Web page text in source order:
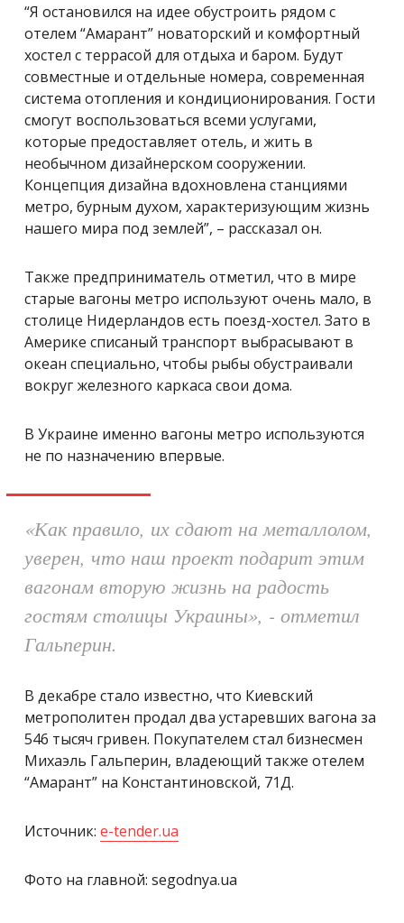
“Я остановился на идее обустроить рядом с
отелем “Амарант” новаторский и комфортный
хостел с террасой для отдыха и баром. Будут
совместные и отдельные номера, современная
система отопления и кондиционирования. Гости
смогут воспользоваться всеми услугами,
которые предоставляет отель, и жить в
необычном дизайнерском сооружении.
Концепция дизайна вдохновлена ​​станциями
метро, ​​бурным духом, характеризующим жизнь
нашего мира под землей”, – рассказал он.
Также предприниматель отметил, что в мире
старые вагоны метро используют очень мало, в
столице Нидерландов есть поезд-хостел. Зато в
Америке списаный транспорт выбрасывают в
океан специально, чтобы рыбы обустраивали
вокруг железного каркаса свои дома.
В Украине именно вагоны метро используются
не по назначению впервые.
«Как правило, их сдают на металлолом,
уверен, что наш проект подарит этим
вагонам вторую жизнь на радость
гостям столицы Украины», - отметил
Гальперин.
В декабре стало известно, что Киевский
метрополитен продал два устаревших вагона за
546 тысяч гривен. Покупателем стал бизнесмен
Михаэль Гальперин, владеющий также отелем
“Амарант” на Константиновской, 71Д.
Источник: e-tender.ua
Фото на главной: segodnya.ua